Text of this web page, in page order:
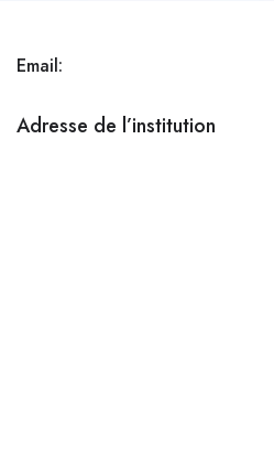
Email:
Adresse de l’institution